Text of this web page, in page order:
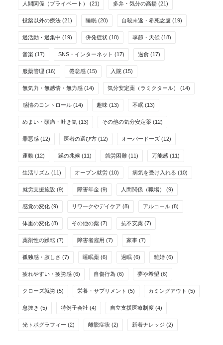
人間関係（プライベート） (21) 多弁・気分の高揚 (21)
投薬以外の療法 (21) 睡眠 (20) 自殺未遂・希死念慮 (19)
過活動・過集中 (19) 併発症状 (18) 季節・天候 (18)
音楽 (17) SNS・インターネット (17) 過食 (17)
服薬管理 (16) 倦怠感 (15) 入院 (15)
無気力・無感情・無力感 (14) 気分安定薬（ラミクタール） (14)
感情のコントロール (14) 趣味 (13) 不眠 (13)
めまい・頭痛・吐き気 (13) その他の気分安定薬 (12)
罪悪感 (12) 医者の選び方 (12) オーバードーズ (12)
運動 (12) 躁の兆候 (11) 就労困難 (11) 万能感 (11)
生活リズム (11) オープン就労 (10) 病気を受け入れる (10)
就労支援施設 (9) 障害年金 (9) 人間関係（職場） (9)
感覚の変化 (9) リワークやデイケア (8) アルコール (8)
体重の変化 (8) その他の薬 (7) 抗不安薬 (7)
薬剤性の躁転 (7) 障害者雇用 (7) 家事 (7)
孤独感・寂しさ (7) 睡眠薬 (6) 過眠 (6) 離婚 (6)
疲れやすい・疲労感 (6) 自傷行為 (6) 夢や希望 (6)
クローズ就労 (5) 栄養・サプリメント (5) カミングアウト (5)
息抜き (5) 特例子会社 (4) 自立支援医療制度 (4)
光トポグラフィー (2) 離脱症状 (2) 新着ナレッジ (2)